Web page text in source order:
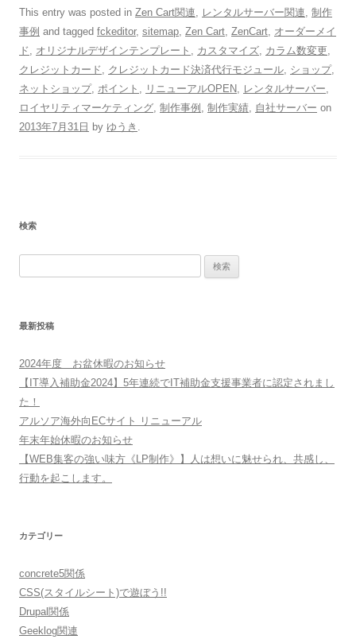
This entry was posted in Zen Cart関連, レンタルサーバー関連, 制作
事例 and tagged fckeditor, sitemap, Zen Cart, ZenCart, オーダーメイ
ド , オリジナルデザインテンプレート , カスタマイズ, カラム数変更,
クレジットカード , クレジットカード決済代行モジュール, ショップ,
ネットショップ, ポイント , リニューアルOPEN, レンタルサーバー,
ロイヤリティマーケティング, 制作事例 , 制作実績, 自社サーバー on
2013年7月31日 by ゆうき .
検索
最新投稿
2024年度 お盆休暇のお知らせ
【IT導入補助金2024】5年連続でIT補助金支援事業者に認定されまし
た！
アルソア海外向ECサイト リニューアル
年末年始休暇のお知らせ
【WEB集客の強い味方《LP制作》】人は想いに魅せられ、共感し、
行動を起こします。
カテゴリー
concrete5関係
CSS(スタイルシート)で遊ぼう!!
Drupal関係
Geeklog関連